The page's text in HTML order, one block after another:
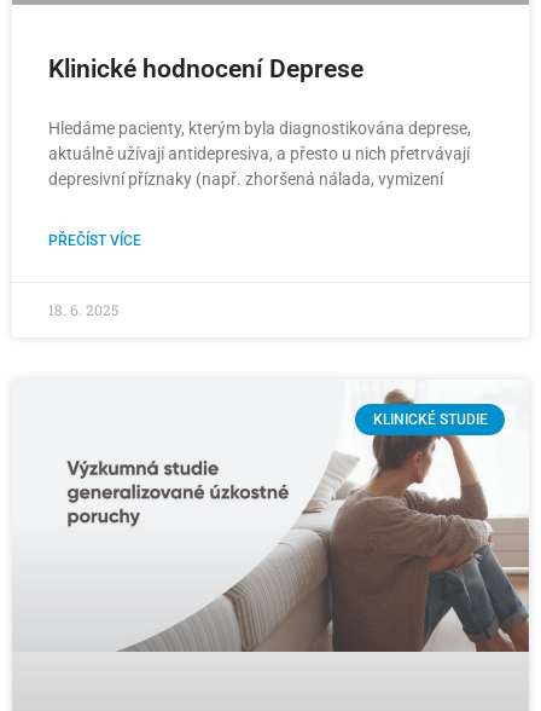
Klinické hodnocení Deprese
Hledáme pacienty, kterým byla diagnostikována deprese,
aktuálně užívají antidepresiva, a přesto u nich přetrvávají
depresivní příznaky (např. zhoršená nálada, vymizení
PŘEČÍST VÍCE
18. 6. 2025
KLINICKÉ STUDIE